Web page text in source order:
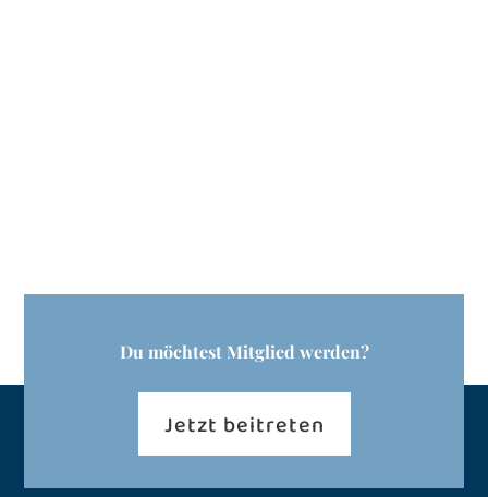
Du möchtest Mitglied werden?
Jetzt beitreten